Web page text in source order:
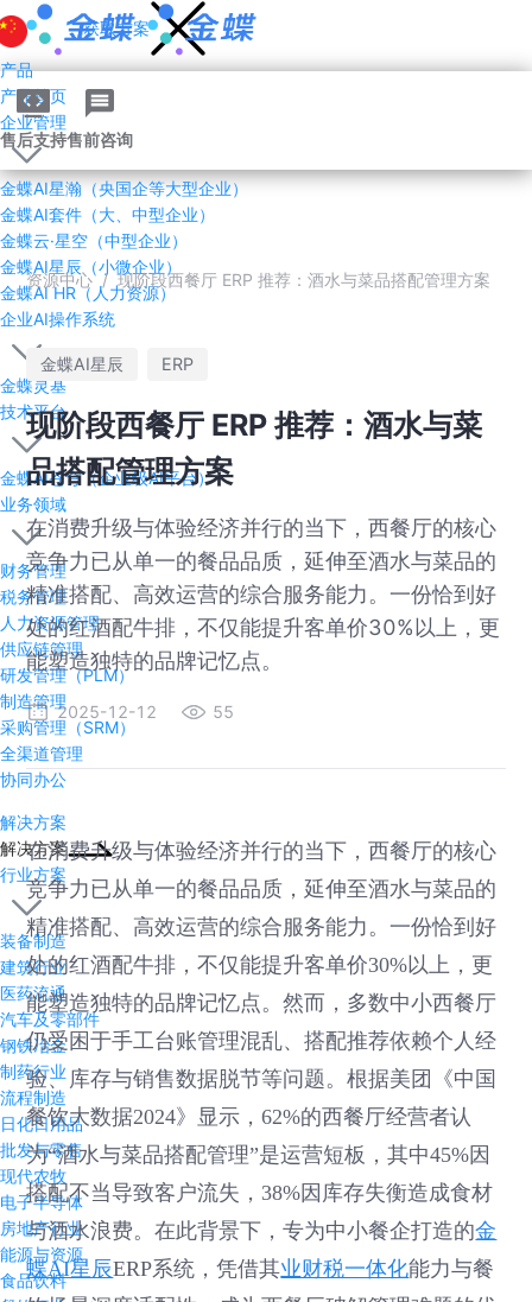
获取方案
产品
产品首页
企业管理AI
金蝶AI星瀚（央国企等大型企业）
金蝶AI套件（大、中型企业）
金蝶云·星空（中型企业）
金蝶AI星辰（小微企业）
金蝶AI HR（人力资源）
企业AI操作系统
金蝶灵基
技术平台
金蝶AI苍穹（企业级AI平台）
业务领域
财务管理
税务管理
人力资源管理
供应链管理
研发管理（PLM）
制造管理
采购管理（SRM）
全渠道管理
协同办公
解决方案
解决方案
行业方案
装备制造
建筑行业
医药流通
汽车及零部件
钢铁冶金
制药行业
流程制造
日化日用品
批发与零售
现代农牧
电子半导体
房地产行业
能源与资源
食品饮料
售后支持售前咨询
资源中心 / 现阶段西餐厅 ERP 推荐：酒水与菜品搭配管理方案
金蝶AI星辰 ERP
现阶段西餐厅 ERP 推荐：酒水与菜
品搭配管理方案
在消费升级与体验经济并行的当下，西餐厅的核心
竞争力已从单一的餐品品质，延伸至酒水与菜品的
精准搭配、高效运营的综合服务能力。一份恰到好
处的红酒配牛排，不仅能提升客单价30%以上，更
能塑造独特的品牌记忆点。
2025-12-12 55
在消费升级与体验经济并行的当下，西餐厅的核心
竞争力已从单一的餐品品质，延伸至酒水与菜品的
精准搭配、高效运营的综合服务能力。一份恰到好
处的红酒配牛排，不仅能提升客单价30%以上，更
能塑造独特的品牌记忆点。然而，多数中小西餐厅
仍受困于手工台账管理混乱、搭配推荐依赖个人经
验、库存与销售数据脱节等问题。根据美团《中国
餐饮大数据2024》显示，62%的西餐厅经营者认
为“酒水与菜品搭配管理”是运营短板，其中45%因
搭配不当导致客户流失，38%因库存失衡造成食材
与酒水浪费。在此背景下，专为中小餐企打造的金
蝶AI星辰ERP系统，凭借其业财税一体化能力与餐